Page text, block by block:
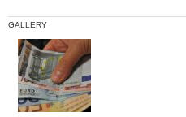
GALLERY